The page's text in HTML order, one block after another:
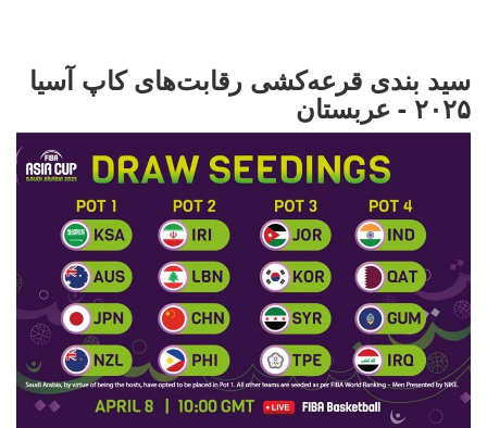
سید بندی قرعه‌کشی رقابت‌های کاپ آسیا
۲۰۲۵ - عربستان